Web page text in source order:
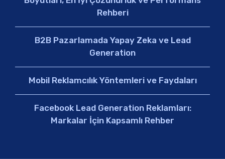
Rehberi
B2B Pazarlamada Yapay Zeka ve Lead
Generation
Mobil Reklamcılık Yöntemleri ve Faydaları
Facebook Lead Generation Reklamları:
Markalar İçin Kapsamlı Rehber